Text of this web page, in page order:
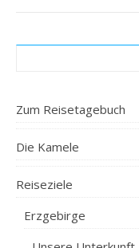
Zum Reisetagebuch
Die Kamele
Reiseziele
Erzgebirge